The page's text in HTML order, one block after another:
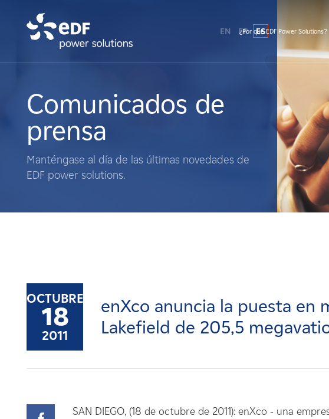
Qué hacemos
Terratenientes
Noticias
Contacte con
EN FR ES
¿Por qué EDF Power Solutions?
Comunicados de
prensa
Manténgase al día de las últimas novedades de
EDF power solutions.
OCTUBRE
18
2011
enXco anuncia la puesta en
Lakefield de 205,5
SAN DIEGO, (18 de octubre de 2011): enXco - una